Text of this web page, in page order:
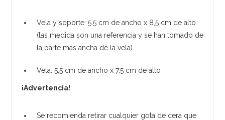
Vela y soporte: 5,5 cm de ancho x 8,5 cm de alto
(las medida son una referencia y se han tomado de
la parte más ancha de la vela).
Vela: 5,5 cm de ancho x 7,5 cm de alto
¡Advertencia!
Se recomienda retirar cualquier gota de cera que